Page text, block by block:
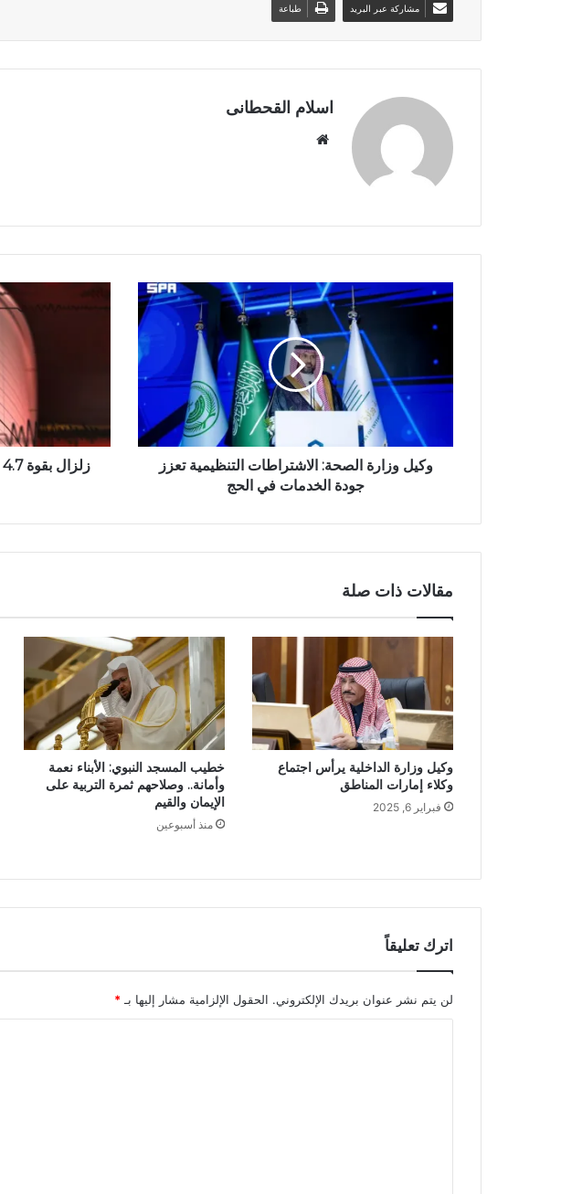
مشاركة عبر البريد طباعة
اسلام القحطانى
ا
ي
ب
وكيل وزارة الصحة: الاشتراطات التنظيمية تعزز
جودة الخدمات في الحج
مقالات ذات صلة
وكيل وزارة الداخلية يرأس اجتماع
وكلاء إمارات المناطق
فبراير 6, 2025
خطيب المسجد النبوي: الأبناء نعمة
وأمانة.. وصلاحهم ثمرة التربية على
الإيمان والقيم
منذ أسبوعين
اترك تعليقاً
لن يتم نشر عنوان بريدك الإلكتروني. الحقول الإلزامية مشار إليها بـ *